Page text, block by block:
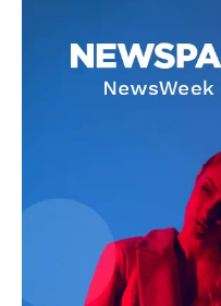
Contact us
Subscription Plans
My account